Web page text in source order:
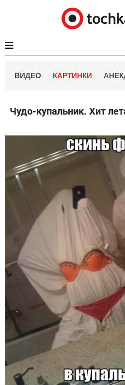
ВИДЕО КАРТИНКИ
Чудо-купальник. Хит